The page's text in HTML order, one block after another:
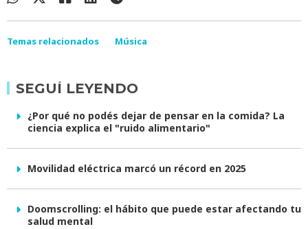
Temas relacionados Música
SEGUÍ LEYENDO
¿Por qué no podés dejar de pensar en la comida? La
ciencia explica el "ruido alimentario"
Movilidad eléctrica marcó un récord en 2025
Doomscrolling: el hábito que puede estar afectando tu
salud mental